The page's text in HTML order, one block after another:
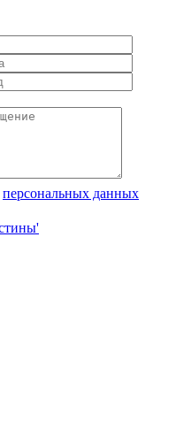
персональных данных